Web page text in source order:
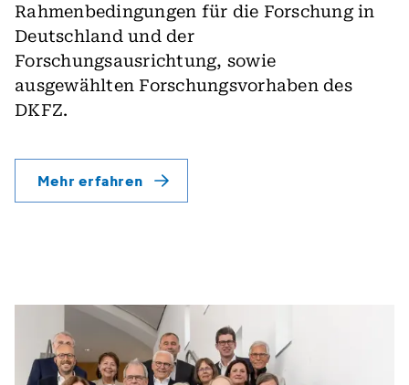
Rahmenbedingungen für die Forschung in
Deutschland und der
Forschungsausrichtung, sowie
ausgewählten Forschungsvorhaben des
DKFZ.
Mehr erfahren